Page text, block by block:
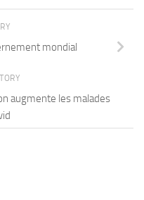
mondial
augmente les malades